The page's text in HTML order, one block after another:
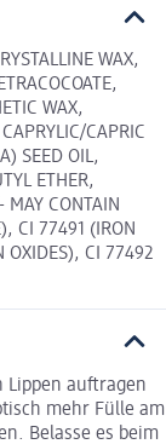
WAX,
WAX,
CAPRIC
SEED OIL,
ETHER,
MAY CONTAIN
CI 77491 (IRON
OXIDES), CI 77492
Lippen auftragen
mehr Fülle am
Belasse es beim